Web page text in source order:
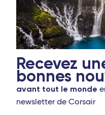
Recevez
bonnes
avant tout le monde
newsletter de Corsair